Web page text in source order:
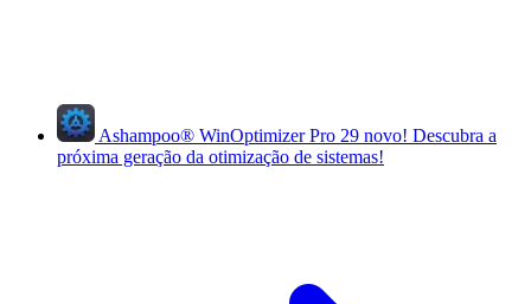
Ashampoo® WinOptimizer Pro 29 novo! Descubra a
próxima geração da otimização de sistemas!